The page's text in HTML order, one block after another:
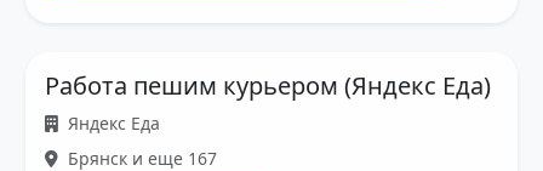
Работа пешим курьером (Яндекс Еда)
Яндекс Еда
Брянск и еще 167